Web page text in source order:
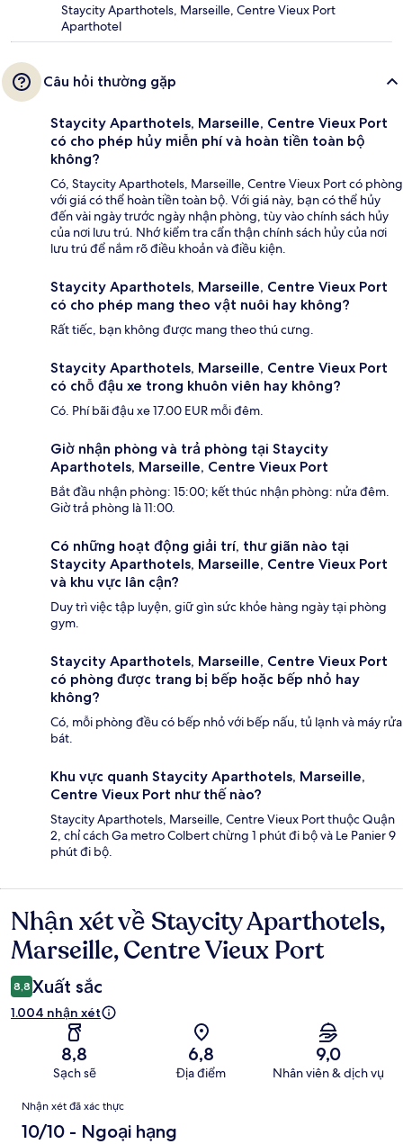
Staycity Aparthotels, Marseille, Centre Vieux Port
Aparthotel
Câu hỏi thường gặp
Staycity Aparthotels, Marseille, Centre Vieux Port
có cho phép hủy miễn phí và hoàn tiền toàn bộ
không?
Có, Staycity Aparthotels, Marseille, Centre Vieux Port có phòng
với giá có thể hoàn tiền toàn bộ. Với giá này, bạn có thể hủy
đến vài ngày trước ngày nhận phòng, tùy vào chính sách hủy
của nơi lưu trú. Nhớ kiểm tra cẩn thận chính sách hủy của nơi
lưu trú để nắm rõ điều khoản và điều kiện.
Staycity Aparthotels, Marseille, Centre Vieux Port
có cho phép mang theo vật nuôi hay không?
Rất tiếc, bạn không được mang theo thú cưng.
Staycity Aparthotels, Marseille, Centre Vieux Port
có chỗ đậu xe trong khuôn viên hay không?
Có. Phí bãi đậu xe 17.00 EUR mỗi đêm.
Giờ nhận phòng và trả phòng tại Staycity
Aparthotels, Marseille, Centre Vieux Port
Bắt đầu nhận phòng: 15:00; kết thúc nhận phòng: nửa đêm.
Giờ trả phòng là 11:00.
Có những hoạt động giải trí, thư giãn nào tại
Staycity Aparthotels, Marseille, Centre Vieux Port
và khu vực lân cận?
Duy trì việc tập luyện, giữ gìn sức khỏe hàng ngày tại phòng
gym.
Staycity Aparthotels, Marseille, Centre Vieux Port
có phòng được trang bị bếp hoặc bếp nhỏ hay
không?
Có, mỗi phòng đều có bếp nhỏ với bếp nấu, tủ lạnh và máy rửa
bát.
Khu vực quanh Staycity Aparthotels, Marseille,
Centre Vieux Port như thế nào?
Staycity Aparthotels, Marseille, Centre Vieux Port thuộc Quận
2, chỉ cách Ga metro Colbert chừng 1 phút đi bộ và Le Panier 9
phút đi bộ.
Nhận
xét
Nhận xét về Staycity Aparthotels,
Marseille, Centre Vieux Port
8,8 Xuất sắc
1.004 nhận xét
8,8
Sạch sẽ
6,8
Địa điểm
9,0
Nhân viên & dịch vụ
Nhận
xét
Nhận xét đã xác thực
10/10 - Ngoại hạng